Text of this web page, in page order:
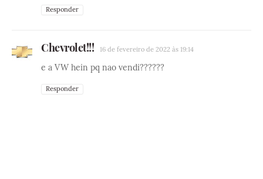
Responder
Chevrolet!!! 16 de fevereiro de 2022 às 19:14
e a VW hein pq nao vendi??????
Responder